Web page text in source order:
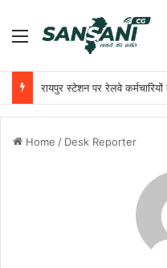
Menu
Home / Desk Reporter